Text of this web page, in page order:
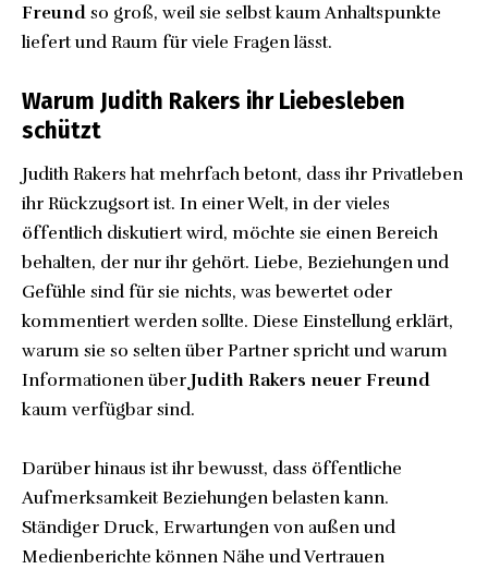
Freund so groß, weil sie selbst kaum Anhaltspunkte
liefert und Raum für viele Fragen lässt.
Warum Judith Rakers ihr Liebesleben
schützt
Judith Rakers hat mehrfach betont, dass ihr Privatleben
ihr Rückzugsort ist. In einer Welt, in der vieles
öffentlich diskutiert wird, möchte sie einen Bereich
behalten, der nur ihr gehört. Liebe, Beziehungen und
Gefühle sind für sie nichts, was bewertet oder
kommentiert werden sollte. Diese Einstellung erklärt,
warum sie so selten über Partner spricht und warum
Informationen über Judith Rakers neuer Freund
kaum verfügbar sind.
Darüber hinaus ist ihr bewusst, dass öffentliche
Aufmerksamkeit Beziehungen belasten kann.
Ständiger Druck, Erwartungen von außen und
Medienberichte können Nähe und Vertrauen